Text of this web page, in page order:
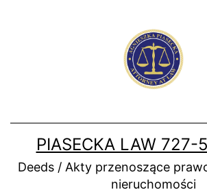
PIASECKA LAW 727-
Deeds / Akty przenoszące
nieruchomości